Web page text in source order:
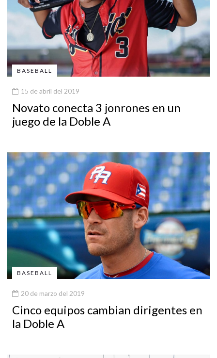
BASEBALL
15 de abril del 2019
Novato conecta 3 jonrones en un
juego de la Doble A
BASEBALL
20 de marzo del 2019
Cinco equipos cambian dirigentes en
la Doble A